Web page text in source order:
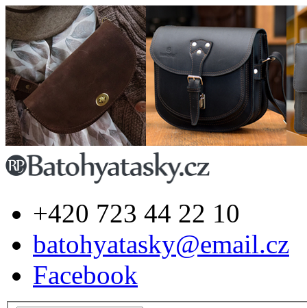
+420 723 44 22 10
batohyatasky@email.cz
Facebook